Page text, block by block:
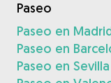
Paseo
Paseo en
Paseo en
Paseo en Sevilla